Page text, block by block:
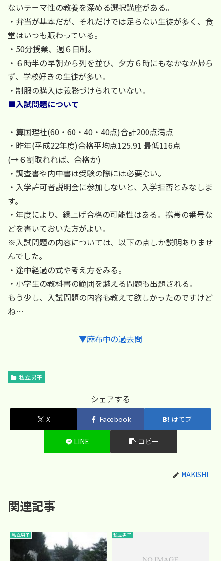
ないテーマ性の教養を深める選択講座がある。
・弁当が基本だが、それだけでは足らない生徒が多く、食
堂はいつも賑わっている。
・50分授業、週６日制。
・６時半の早朝から列を並び、夕方６時にもなかなか帰ら
ず、学校好きの生徒が多い。
・制服の購入は義務づけられていない。
■入試問題について
・算国理社(60・60・40・40点)合計200点満点
・昨年(平成22年度)合格平均点125.91 最低116点
(→６割取れれば、合格か)
・調査書や内申書は受験の際には必要ない。
・入学許可者説明会に参加しないと、入学拒否とみなしま
す。
・年度により、繰上げ合格の可能性はある。携帯の番号な
どを書いておいた方がよい。
※入試問題の内容については、以下の点しか説明ありませ
んでした。
・途中経過の式や考え方をみる。
・小学生の教科書の範囲を越える問題も出題される。
もう少し、入試問題の内容も教えて欲しかったのですけど
ね…
▼麻布中の過去問
私立男子
シェアする
X Facebook はてブ
LINE コピー
MAKISHI
関連記事
私立男子 私立男子